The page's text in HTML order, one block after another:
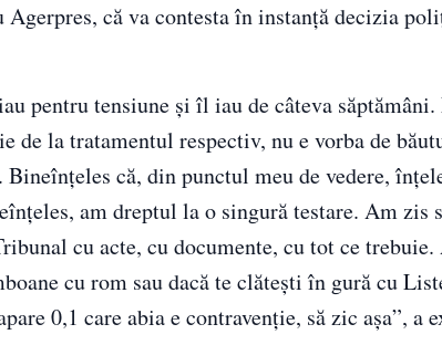
Agerpres, că va contesta în instanţă decizia
pentru tensiune şi îl iau de câteva
de la tratamentul respectiv, nu e vorba de
Bineînţeles că, din punctul meu de vedere,
am dreptul la o singură testare. Am
cu acte, cu documente, cu tot ce
cu rom sau dacă te clăteşti în gură cu
0,1 care abia e contravenţie, să zic aşa”, a